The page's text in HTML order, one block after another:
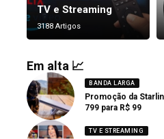
TV e Streaming
3188 Artigos
Em alta 📈
BANDA LARGA
Promoção da
799 para R$ 99
TV E STREAMING